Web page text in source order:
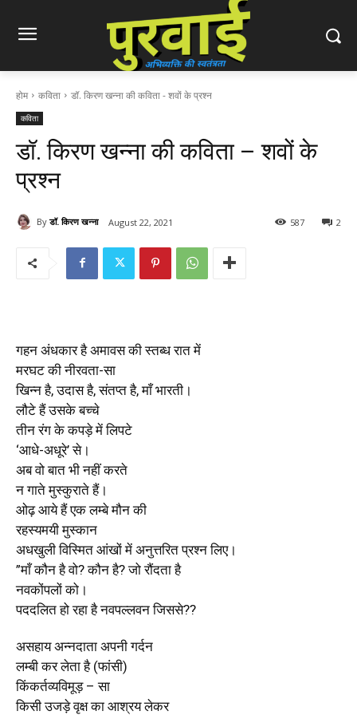
होम कविता डॉ. किरण खन्ना की कविता - शवों के प्रश्न
कविता
डॉ. किरण खन्ना की कविता – शवों के
प्रश्न
By डॉ. किरण खन्ना August 22, 2021 2
587
गहन अंधकार है अमावस की स्तब्ध रात में
मरघट की नीरवता-सा
खिन्न है, उदास है, संतप्त है, माँ भारती।
लौटे हैं उसके बच्चे
तीन रंग के कपड़े में लिपटे
‘आधे-अधूरे’से।
अब वो बात भी नहीं करते
न गाते मुस्कुराते हैं।
ओढ़ आये हैं एक लम्बे मौन की
रहस्यमयी मुस्कान
अधखुली विस्मित आंखों में अनुत्तरित प्रश्न लिए।
”माँ कौन है वो? कौन है? जो रौंदता है
नवकोंपलों को।
पददलित हो रहा है नवपल्लवन जिससे??
असहाय अन्नदाता अपनी गर्दन
लम्बी कर लेता है (फांसी)
किंकर्तव्यविमूड़ – सा
किसी उजड़े वृक्ष का आश्रय लेकर